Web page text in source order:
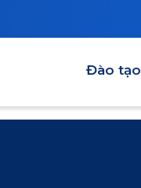
Đào tạo